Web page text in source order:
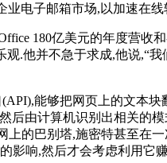
业电子邮箱市场,以加速在
180亿美元的年度营收
.他并不急于求成,他说,“
能够把网页上的文本
由计算机识别出相关的
的巴别塔,施密特甚至在
影响,然后才会考虑利用它